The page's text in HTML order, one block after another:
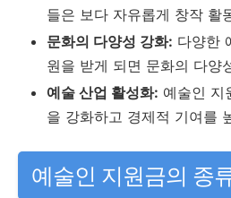
들은 보다 자유롭게 창작 활
문화의 다양성 강화: 다양한
원을 받게 되면 문화의 다양
예술 산업 활성화: 예술인 지
을 강화하고 경제적 기여를
예술인 지원금의 종